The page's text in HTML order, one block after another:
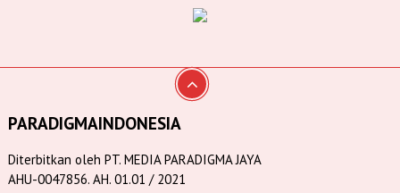
PARADIGMAINDONESIA
Diterbitkan oleh PT. MEDIA PARADIGMA JAYA
AHU-0047856. AH. 01.01 / 2021